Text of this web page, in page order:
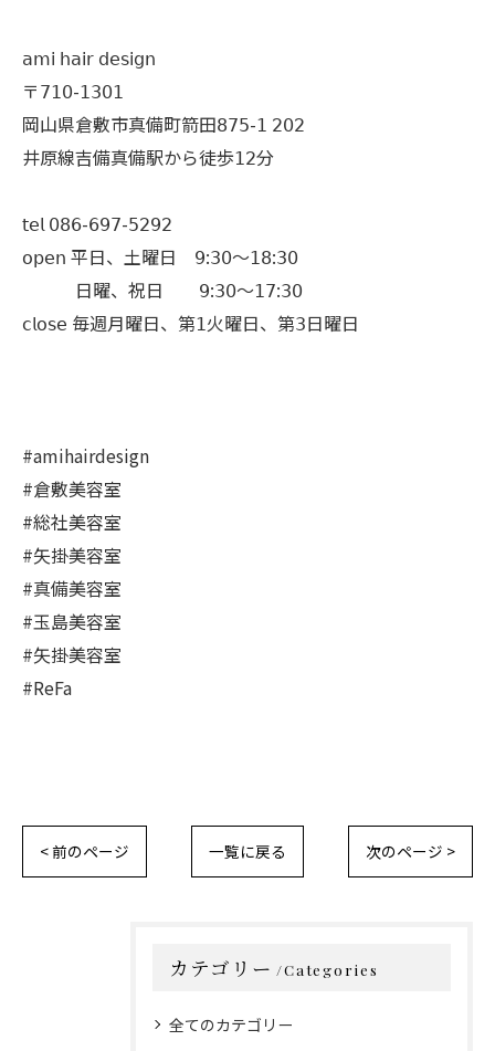
𝖺𝗆𝗂 𝗁𝖺𝗂𝗋 𝖽𝖾𝗌𝗂𝗀𝗇
〒𝟩𝟣𝟢-𝟣𝟥𝟢𝟣
岡山県倉敷市真備町箭田𝟪𝟩𝟧-𝟣 𝟤𝟢𝟤
井原線吉備真備駅から徒歩𝟣𝟤分
𝗍𝖾𝗅 𝟢𝟪𝟨-𝟨𝟫𝟩-𝟧𝟤𝟫𝟤
𝗈𝗉𝖾𝗇 平日、土曜日 𝟫:𝟥𝟢〜𝟣𝟪:𝟥𝟢
日曜、祝日 𝟫:𝟥𝟢〜𝟣𝟩:𝟥𝟢
𝖼𝗅𝗈𝗌𝖾 毎週月曜日、第𝟣火曜日、第𝟥日曜日
#amihairdesign
#倉敷美容室
#総社美容室
#矢掛美容室
#真備美容室
#玉島美容室
#矢掛美容室
#ReFa
< 前のページ 一覧に戻る 次のページ >
カテゴリー Categories
全てのカテゴリー